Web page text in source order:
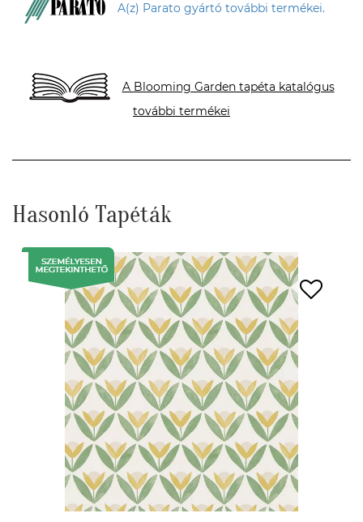
A(z) Parato gyártó további termékei.
A Blooming Garden tapéta katalógus
további termékei
Hasonló Tapéták